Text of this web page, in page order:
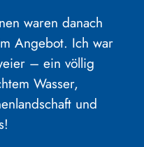
waren danach
Angebot. Ich war
– ein völlig
Wasser,
und